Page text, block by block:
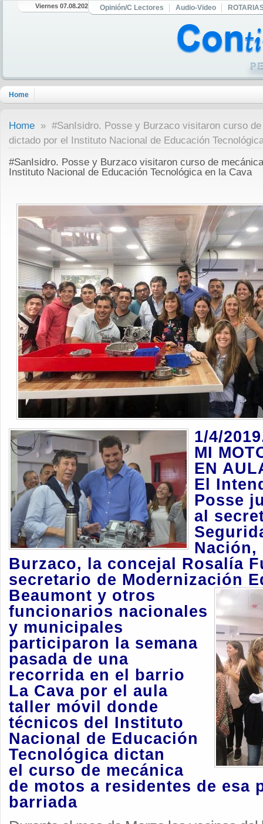
Viernes 07.08.2026 Opinión/C Lectores Audio-Video
Home
Home » #SanIsidro. Posse y Burzaco visitaron curso
dictado por el Instituto Nacional de Educación
#SanIsidro. Posse y Burzaco visitaron curso de
Instituto Nacional de Educación Tecnológica en la Cava
1/4/
MI
EN
El
Posse
al
Nación,
Burzaco, la concejal Rosalía
secretario de Modernización
Beaumont y otros
funcionarios nacionales
y municipales
participaron la semana
pasada de una
recorrida en el barrio
La Cava por el aula
taller móvil donde
técnicos del Instituto
Nacional de Educación
Tecnológica dictan
el curso de mecánica
de motos a residentes de esa
barriada